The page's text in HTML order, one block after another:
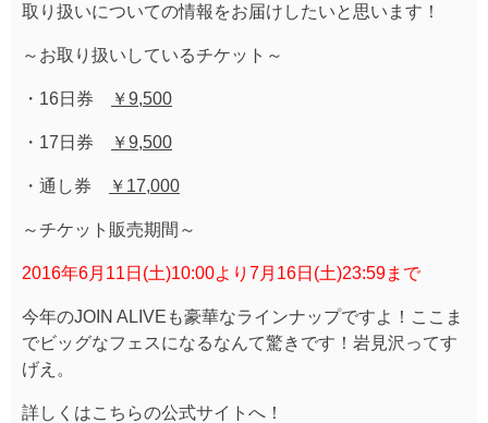
取り扱いについての情報をお届けしたいと思います！
～お取り扱いしているチケット～
・16日券 ￥9,500
・17日券 ￥9,500
・通し券 ￥17,000
～チケット販売期間～
2016年6月11日(土)10:00より7月16日(土)23:59まで
今年のJOIN ALIVEも豪華なラインナップですよ！ここま
でビッグなフェスになるなんて驚きです！岩見沢ってす
げえ。
詳しくはこちらの公式サイトへ！